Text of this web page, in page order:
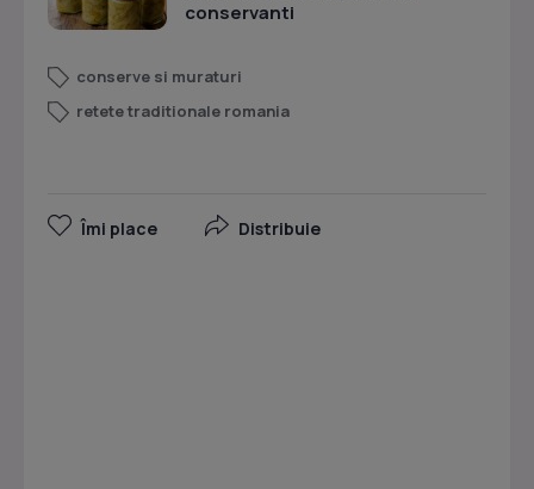
conservanti
conserve si muraturi
retete traditionale romania
Îmi place Distribuie